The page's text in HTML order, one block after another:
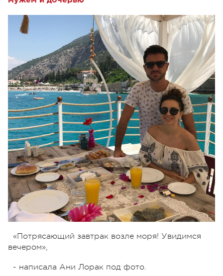
«Потрясающий завтрак возле моря! Увидимся
вечером»,
- написала Ани Лорак под фото.